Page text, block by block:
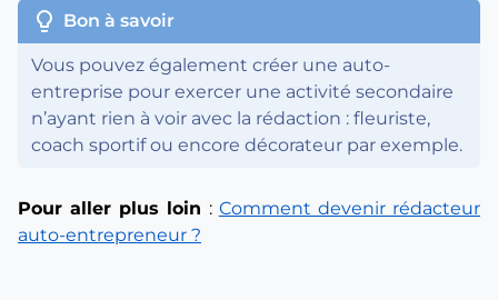
lightbulb Bon à savoir
Vous pouvez également créer une auto-
entreprise pour exercer une activité secondaire
n’ayant rien à voir avec la rédaction : fleuriste,
coach sportif ou encore décorateur par exemple.
Pour aller plus loin : Comment devenir rédacteur
auto-entrepreneur ?